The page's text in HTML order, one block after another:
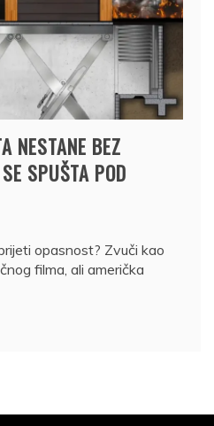
NESTANE BEZ
SPUŠTA POD
opasnost? Zvuči kao
filma, ali američka